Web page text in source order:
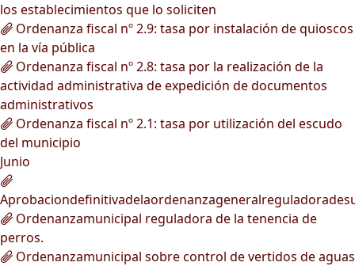
los establecimientos que lo soliciten
Ordenanza fiscal nº 2.9: tasa por instalación de quioscos
en la vía pública
Ordenanza fiscal nº 2.8: tasa por la realización de la
actividad administrativa de expedición de documentos
administrativos
Ordenanza fiscal nº 2.1: tasa por utilización del escudo
del municipio
Junio
Ordenanzamunicipal reguladora de la tenencia de
perros.
Ordenanzamunicipal sobre control de vertidos de aguas